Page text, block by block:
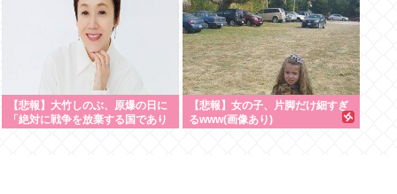
【悲報】大竹しのぶ、原爆の日に
「絶対に戦争を放棄する国であり
【悲報】女の子、片脚だけ細すぎ
るwww(画像あり)